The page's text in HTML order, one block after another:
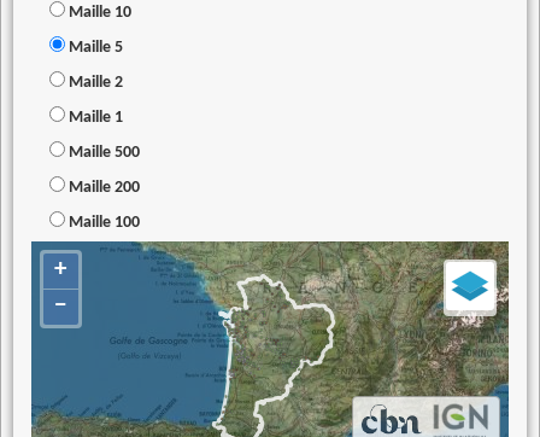
Maille 10
Maille 5
Maille 2
Maille 1
Maille 500
Maille 200
Maille 100
+
−